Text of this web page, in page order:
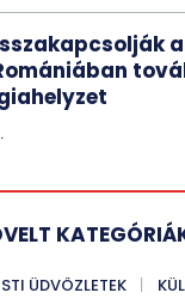
a
ÜDVÖZLETEK